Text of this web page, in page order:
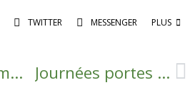
TWITTER MESSENGER PLUS
Cérémonie commémorative de l’Armistice de 1918 Journées portes ouvertes France service